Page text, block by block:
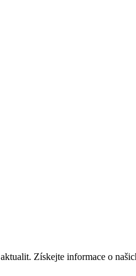
Získejte informace o